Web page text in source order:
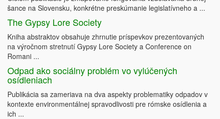
šance na Slovensku, konkrétne preskúmanie legislatívneho a ...
The Gypsy Lore Society
Kniha abstraktov obsahuje zhrnutie príspevkov prezentovaných
na výročnom stretnutí Gypsy Lore Society a Conference on
Romani ...
Odpad ako sociálny problém vo vylúčených
osídleniach
Publikácia sa zameriava na dva aspekty problematiky odpadov v
kontexte environmentálnej spravodlivosti pre rómske osídlenia a
ich ...